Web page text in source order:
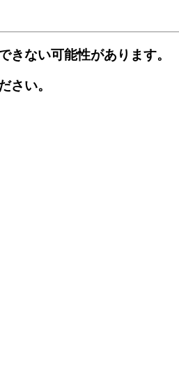
きない可能性があります。
さい。